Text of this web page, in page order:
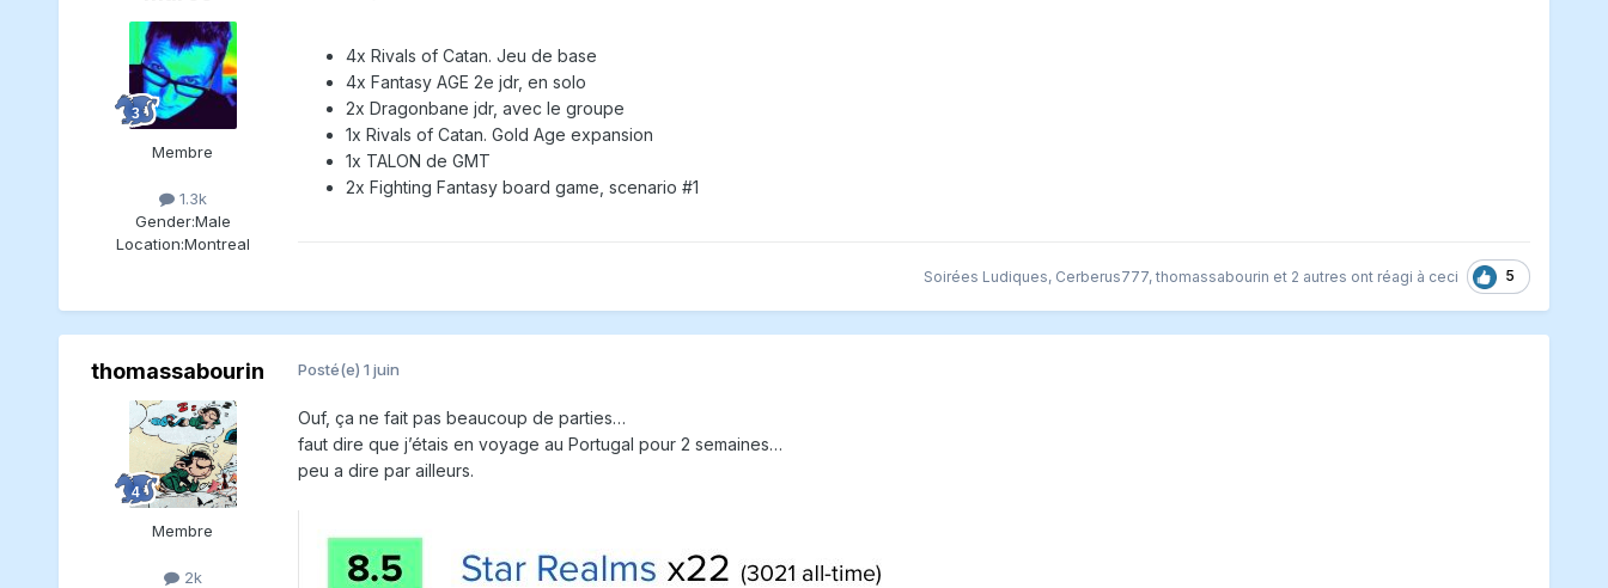
Membre
1.3k
Gender:Male
Location:Montreal
4x Rivals of Catan. Jeu de base
4x Fantasy AGE 2e jdr, en solo
2x Dragonbane jdr, avec le groupe
1x Rivals of Catan. Gold Age expansion
1x TALON de GMT
2x Fighting Fantasy board game, scenario #1
Soirées Ludiques, Cerberus777,thomassabourin et 2 autres ont réagi à ceci 5
thomassabourin
Membre
2k
Posté(e) 1 juin
Ouf, ça ne fait pas beaucoup de parties…
faut dire que j’étais en voyage au Portugal pour 2 semaines…
peu a dire par ailleurs.